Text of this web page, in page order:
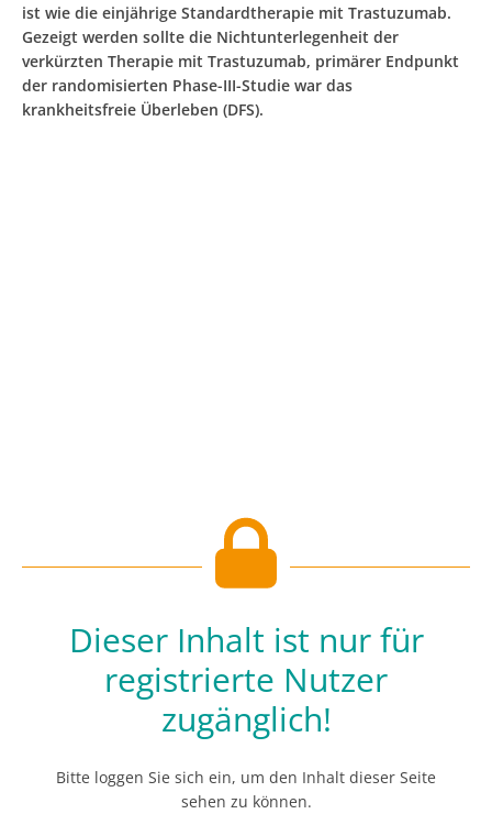
ist wie die einjährige Standardtherapie mit Trastuzumab.
Gezeigt werden sollte die Nichtunterlegenheit der
verkürzten Therapie mit Trastuzumab, primärer Endpunkt
der randomisierten Phase-III-Studie war das
krankheitsfreie Überleben (DFS).
Dieser Inhalt ist nur für
registrierte Nutzer
zugänglich!
Bitte loggen Sie sich ein, um den Inhalt dieser Seite
sehen zu können.